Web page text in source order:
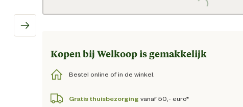
Loading...
Kopen bij Welkoop is gemakkelijk
Bestel online of in de winkel.
Gratis thuisbezorging vanaf 50,- euro*